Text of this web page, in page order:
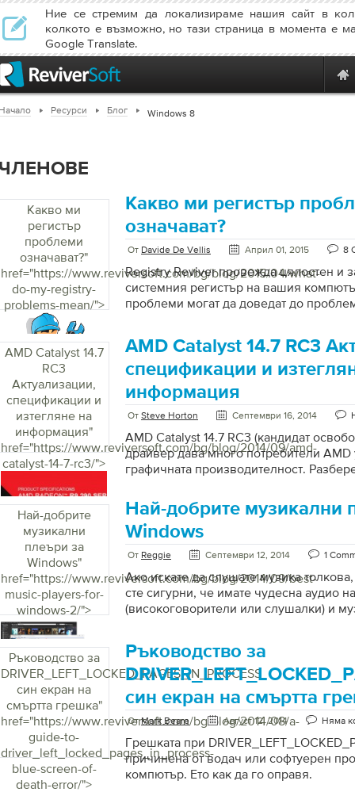
Ние се стремим да локализираме нашия сайт в
колкото е възможно, но тази страница в момента е
Google Translate.
Ресурси Блог Windows 8
Какво ми
регистър
проблеми
означават?"
href="https://www.reviversoft.com/bg/blog/2015/04/what-
do-my-registry-
problems-mean/">
Какво ми регистър
означават?
От Davide De Vellis Април 01, 2015 8
Registry Reviver провежда цялостен и
системния регистър на вашия
проблеми могат да доведат до
което прави Registry Reviver търсете и
вашия компютър. App Paths Какво е
инсталацията за някои програми се
регистър. Това позволява на тези
чрез диалоговия прозорец Run, без
заявление. Registry Reviver ще
препратки, които […]
AMD Catalyst 14.7
RC3
Актуализации,
спецификации и
изтегляне на
информация"
href="https://www.reviversoft.com/bg/blog/2014/09/amd-
catalyst-14-7-rc3/">
AMD Catalyst 14.7 RC3
спецификации и
информация
От Steve Horton Септември 16, 2014
AMD Catalyst 14.7 RC3 (кандидат
драйвер дава много потребители
графичната производителност.
Най-добрите
музикални
плеъри за
Windows"
href="https://www.reviversoft.com/bg/blog/2014/09/best-
music-players-for-
windows-2/">
Най-добрите музикални
Windows
От Reggie Септември 12, 2014 1
Ако искате да слушате музика
сте сигурни, че имате чудесна аудио
(високоговорители или слушалки) и
Media Player, което е включено в
опитате нещо по-ново, по-мощно и по-
време на мисия аз търсех интернет
плейъри за Windows, които са налични
съставих списък на играчите, които
опитвате на вашия компютър с
Ръководство за
DRIVER_LEFT_LOCKED_PAGES_IN_PROCESS
син екран на
смъртта грешка"
href="https://www.reviversoft.com/bg/blog/2014/08/a-
guide-to-
driver_left_locked_pages_in_process-
blue-screen-of-
death-error/">
Ръководство за
син екран на смъртта
ОтMark Beare Август 12, 2014 Няма
Грешката при
причинена от водач или софтуерен
компютър. Ето как да го оправя.